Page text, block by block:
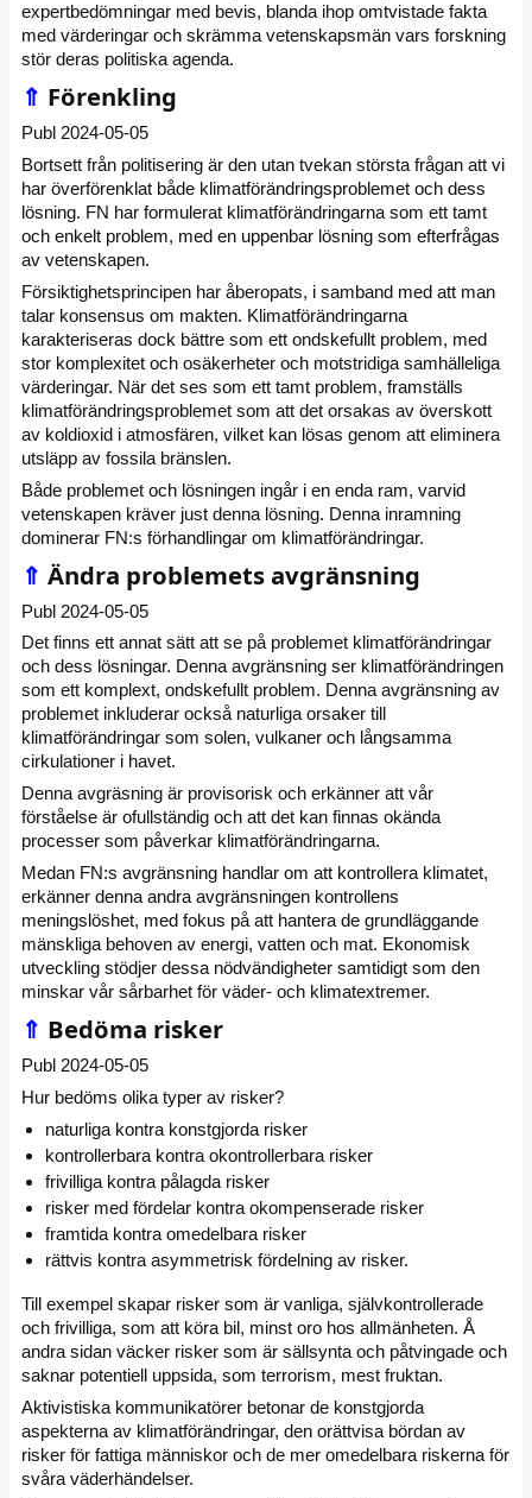
expertbedömningar med bevis, blanda ihop omtvistade fakta
med värderingar och skrämma vetenskapsmän vars forskning
stör deras politiska agenda.
⇑ Förenkling
Publ 2024-05-05
Bortsett från politisering är den utan tvekan största frågan att vi
har överförenklat både klimatförändringsproblemet och dess
lösning. FN har formulerat klimatförändringarna som ett tamt
och enkelt problem, med en uppenbar lösning som efterfrågas
av vetenskapen.
Försiktighetsprincipen har åberopats, i samband med att man
talar konsensus om makten. Klimatförändringarna
karakteriseras dock bättre som ett ondskefullt problem, med
stor komplexitet och osäkerheter och motstridiga samhälleliga
värderingar. När det ses som ett tamt problem, framställs
klimatförändringsproblemet som att det orsakas av överskott
av koldioxid i atmosfären, vilket kan lösas genom att eliminera
utsläpp av fossila bränslen.
Både problemet och lösningen ingår i en enda ram, varvid
vetenskapen kräver just denna lösning. Denna inramning
dominerar FN:s förhandlingar om klimatförändringar.
⇑ Ändra problemets avgränsning
Publ 2024-05-05
Det finns ett annat sätt att se på problemet klimatförändringar
och dess lösningar. Denna avgränsning ser klimatförändringen
som ett komplext, ondskefullt problem. Denna avgränsning av
problemet inkluderar också naturliga orsaker till
klimatförändringar som solen, vulkaner och långsamma
cirkulationer i havet.
Denna avgräsning är provisorisk och erkänner att vår
förståelse är ofullständig och att det kan finnas okända
processer som påverkar klimatförändringarna.
Medan FN:s avgränsning handlar om att kontrollera klimatet,
erkänner denna andra avgränsningen kontrollens
meningslöshet, med fokus på att hantera de grundläggande
mänskliga behoven av energi, vatten och mat. Ekonomisk
utveckling stödjer dessa nödvändigheter samtidigt som den
minskar vår sårbarhet för väder- och klimatextremer.
⇑ Bedöma risker
Publ 2024-05-05
Hur bedöms olika typer av risker?
naturliga kontra konstgjorda risker
kontrollerbara kontra okontrollerbara risker
frivilliga kontra pålagda risker
risker med fördelar kontra okompenserade risker
framtida kontra omedelbara risker
rättvis kontra asymmetrisk fördelning av risker.
Till exempel skapar risker som är vanliga, självkontrollerade
och frivilliga, som att köra bil, minst oro hos allmänheten. Å
andra sidan väcker risker som är sällsynta och påtvingade och
saknar potentiell uppsida, som terrorism, mest fruktan.
Aktivistiska kommunikatörer betonar de konstgjorda
aspekterna av klimatförändringar, den orättvisa bördan av
risker för fattiga människor och de mer omedelbara riskerna för
svåra väderhändelser.